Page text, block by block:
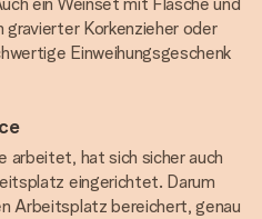
gravierter Korkenzieher oder
Einweihungsgeschenk
arbeitet, hat sich sicher auch
eingerichtet. Darum
Arbeitsplatz bereichert, genau